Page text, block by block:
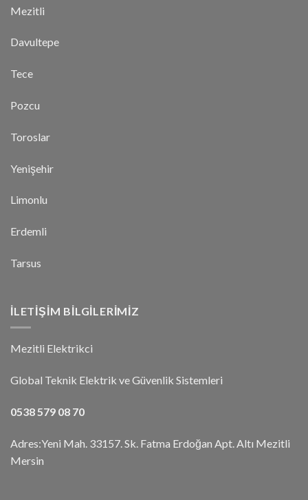
Mezitli
Davultepe
Tece
Pozcu
Toroslar
Yenişehir
Limonlu
Erdemli
Tarsus
İLETIŞIM BILGILERIMIZ
Mezitli Elektrikci
Global Teknik Elektrik ve Güvenlik Sistemleri
0538 579 08 70
Adres:Yeni Mah. 33157. Sk. Fatma Erdoğan Apt. Altı Mezitli
Mersin